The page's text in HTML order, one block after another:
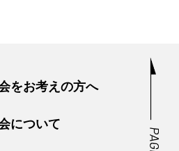
をお考えの方へ
について